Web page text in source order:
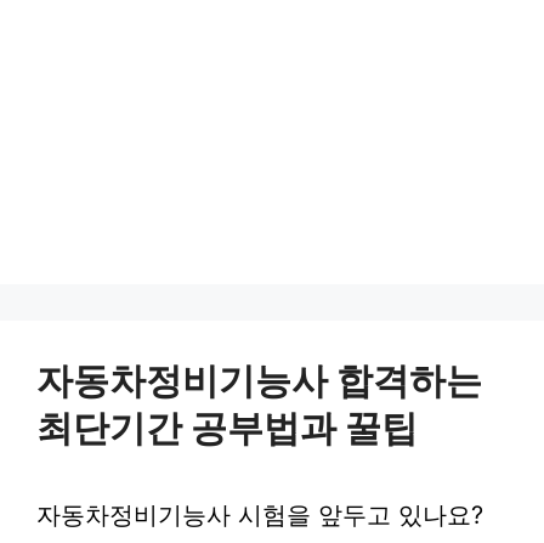
자동차정비기능사 합격하는
최단기간 공부법과 꿀팁
자동차정비기능사 시험을 앞두고 있나요?